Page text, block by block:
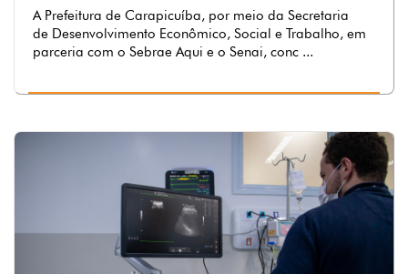
A Prefeitura de Carapicuíba, por meio da Secretaria
de Desenvolvimento Econômico, Social e Trabalho, em
parceria com o Sebrae Aqui e o Senai, conc ...